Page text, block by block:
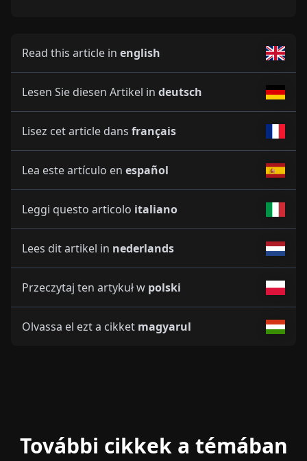
Read this article in english
Lesen Sie diesen Artikel in deutsch
Lisez cet article dans français
Lea este artículo en español
Leggi questo articolo italiano
Lees dit artikel in nederlands
Przeczytaj ten artykuł w polski
Olvassa el ezt a cikket magyarul
További cikkek a témában